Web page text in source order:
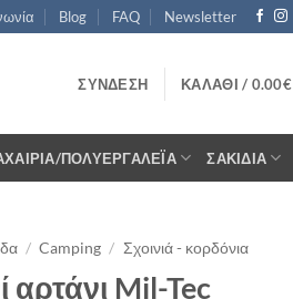
Blog FAQ Newsletter
ΣΎΝΔΕΣΗ ΚΑΛΆΘΙ / 0.00€
ΠΟΛΥΕΡΓΑΛΈΙΑ ΣΑΚΊΔΙΑ
/ Camping / Σχοινιά - κορδόνια
αρτάνι Mil-Tec